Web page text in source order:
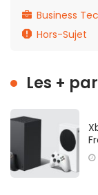
Business
Hors-Sujet
Les +